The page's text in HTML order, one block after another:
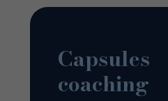
Capsules
coaching